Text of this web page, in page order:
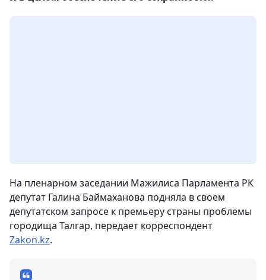
На пленарном заседании Мажилиса Парламента РК
депутат Галина Баймаханова подняла в своем
депутатском запросе к премьеру страны проблемы
городища Талгар, передает корреспондент
Zakon.kz.